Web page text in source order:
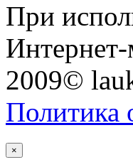
При
Интернет-
2009©
Политика
×